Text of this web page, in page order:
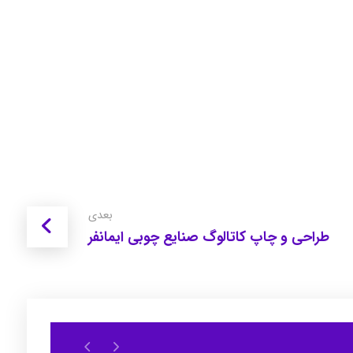
بعدی
طراحی و چاپ کاتالوگ صنایع چوبی ایمانفر